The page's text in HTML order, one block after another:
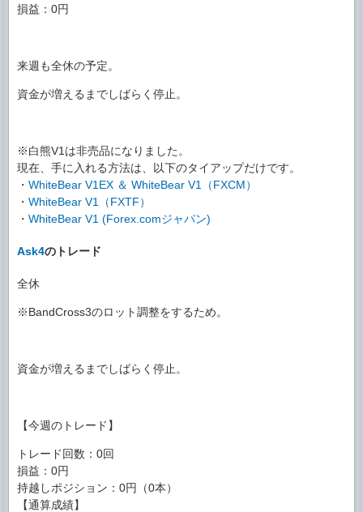
損益：0円
来週も全休の予定。
資金が増えるまでしばらく停止。
※白熊V1は非売品になりました。
現在、手に入れる方法は、以下のタイアップだけです。
・ WhiteBear V1EX ＆ WhiteBear V1（FXCM）
・ WhiteBear V1（FXTF）
・ WhiteBear V1 (Forex.comジャパン)
Ask4のトレード
全休
※BandCross3のロット調整をするため。
資金が増えるまでしばらく停止。
【今週のトレード】
トレード回数：0回
損益：0円
持越しポジション：0円（0本）
【通算成績】